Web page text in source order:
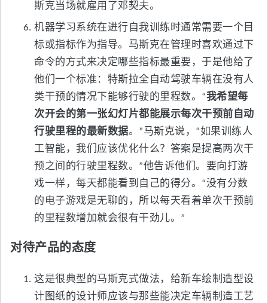
斯克当场就雇用了邓契夫。
机器学习系统在进行自我训练时通常需要一个目
标或指标作为指导。马斯克在管理时喜欢通过下
命令的方式来决定哪些指标最重要，于是他给了
他们一个标准：特斯拉全自动驾驶车辆在没有人
类干预的情况下能够行驶的里程数。“我希望每
次开会的第一张幻灯片都能展示每次干预前自动
行驶里程的最新数据。”马斯克说，“如果训练人
工智能，我们应该优化什么？答案是提高两次干
预之间的行驶里程数。”他告诉他们。要向打游
戏一样，每天都能看到自己的得分。“没有分数
的电子游戏是无聊的，所以每天看着单次干预前
的里程数增加就会很有干劲儿。”
对待产品的态度
这是很典型的马斯克式做法，给新车绘制造型设
计图纸的设计师应该与那些能决定车辆制造工艺